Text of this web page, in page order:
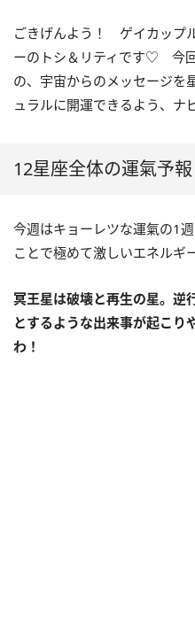
ごきげんよう！ ゲイカップ
ーのトシ＆リティです♡ 今
の、宇宙からのメッセージを
ュラルに開運できるよう、
12星座全体の運氣予報
今週はキョーレツな運氣の1
ことで極めて激しいエネルギ
冥王星は破壊と再生の星。逆
とするような出来事が起こり
わ！